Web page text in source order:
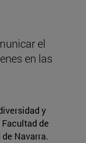
el
en las
y
de
Navarra.